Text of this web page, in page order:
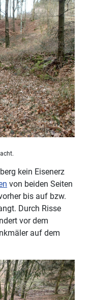
kein Eisenerz
von beiden Seiten
bis auf bzw.
Durch Risse
vor dem
auf dem